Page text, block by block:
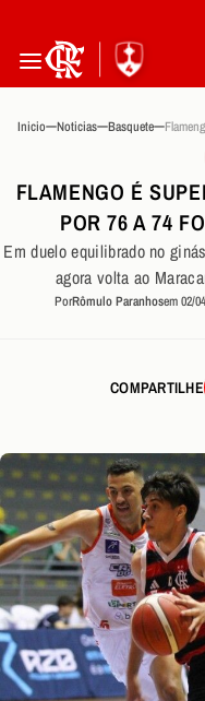
Inicio Noticias Basquete
FLAMENGO É
POR 76 A 74
Em duelo equilibrado no
agora volta ao
PorRômulo Paranhosem 02/
COMPARTILHE